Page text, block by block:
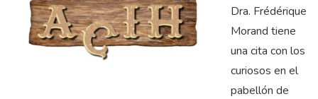
Dra. Frédérique
Morand tiene
una cita con los
curiosos en el
pabellón de